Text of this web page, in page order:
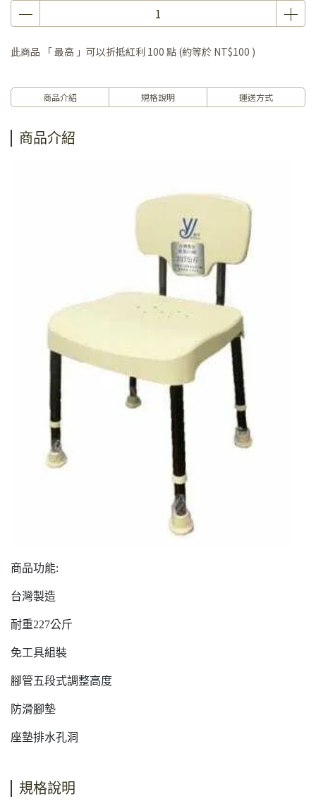
此商品 「 最高 」可以折抵紅利 100 點 (約等於 NT$100 )
商品介紹 規格說明 運送方式
商品介紹
商品功能:
台灣製造
耐重227公斤
免工具組裝
腳管五段式調整高度
防滑腳墊
座墊排水孔洞
規格說明